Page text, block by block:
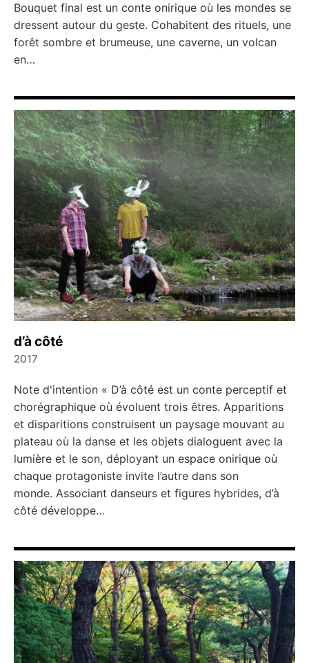
Bouquet final est un conte onirique où les mondes se
dressent autour du geste. Cohabitent des rituels, une
forêt sombre et brumeuse, une caverne, un volcan
en…
d’à côté
2017
Note d'intention « D’à côté est un conte perceptif et
chorégraphique où évoluent trois êtres. Apparitions
et disparitions construisent un paysage mouvant au
plateau où la danse et les objets dialoguent avec la
lumière et le son, déployant un espace onirique où
chaque protagoniste invite l’autre dans son
monde. Associant danseurs et figures hybrides, d’à
côté développe…